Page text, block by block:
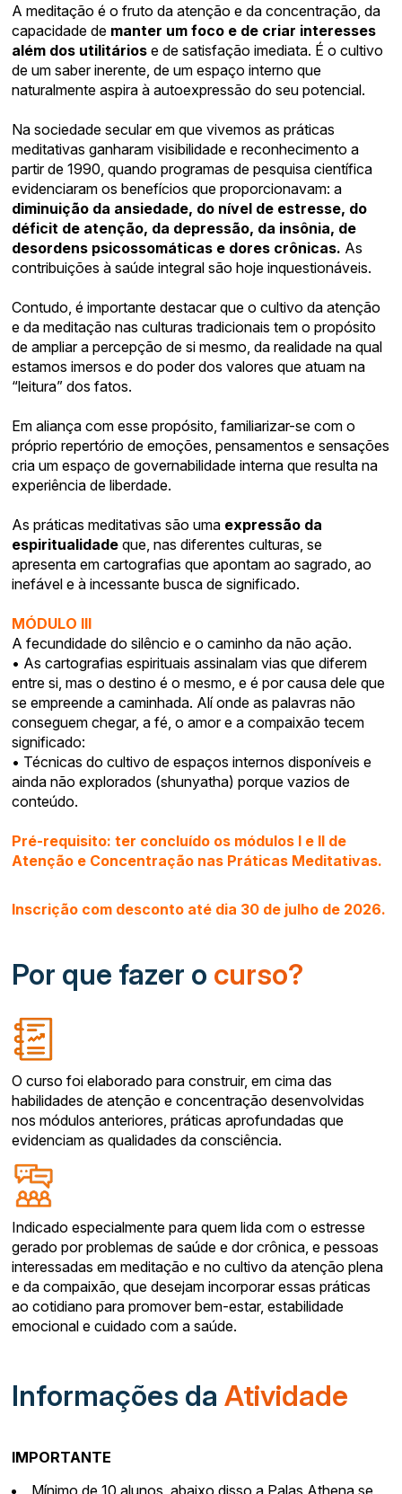
A meditação é o fruto da atenção e da concentração, da
capacidade de manter um foco e de criar interesses
além dos utilitáriose de satisfação imediata. É o cultivo
de um saber inerente, de um espaço interno que
naturalmente aspira à autoexpressão do seu potencial.
Na sociedade secular em que vivemos as práticas
meditativas ganharam visibilidade e reconhecimento a
partir de 1990, quando programas de pesquisa científica
evidenciaram os benefícios que proporcionavam: a
diminuição da ansiedade, do nível de estresse, do
déficit de atenção, da depressão, da insônia, de
desordens psicossomáticas e dores crônicas. As
contribuições à saúde integral são hoje inquestionáveis.
Contudo, é importante destacar que o cultivo da atenção
e da meditação nas culturas tradicionais tem o propósito
de ampliar a percepção de si mesmo, da realidade na qual
estamos imersos e do poder dos valores que atuam na
“leitura” dos fatos.
Em aliança com esse propósito, familiarizar-se com o
próprio repertório de emoções, pensamentos e sensações
cria um espaço de governabilidade interna que resulta na
experiência de liberdade.
As práticas meditativas são uma expressão da
espiritualidade que, nas diferentes culturas, se
apresenta em cartografias que apontam ao sagrado, ao
inefável e à incessante busca de significado.
MÓDULO III
A fecundidade do silêncio e o caminho da não ação.
• As cartografias espirituais assinalam vias que diferem
entre si, mas o destino é o mesmo, e é por causa dele que
se empreende a caminhada. Alí onde as palavras não
conseguem chegar, a fé, o amor e a compaixão tecem
significado:
• Técnicas do cultivo de espaços internos disponíveis e
ainda não explorados (shunyatha) porque vazios de
conteúdo.
Pré-requisito: ter concluído os módulos I e II de
Atenção e Concentração nas Práticas Meditativas.
Inscrição com desconto até dia 30 de julho de 2026.
Por que fazer o curso?
O curso foi elaborado para construir, em cima das
habilidades de atenção e concentração desenvolvidas
nos módulos anteriores, práticas aprofundadas que
evidenciam as qualidades da consciência.
Indicado especialmente para quem lida com o estresse
gerado por problemas de saúde e dor crônica, e pessoas
interessadas em meditação e no cultivo da atenção plena
e da compaixão, que desejam incorporar essas práticas
ao cotidiano para promover bem-estar, estabilidade
emocional e cuidado com a saúde.
Informações daAtividade
IMPORTANTE
Mínimo de 10 alunos, abaixo disso a Palas Athena se